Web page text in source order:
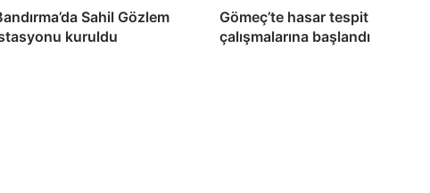
Sahil Gözlem
kuruldu
Gömeç’te hasar tespit
çalışmalarına başlandı